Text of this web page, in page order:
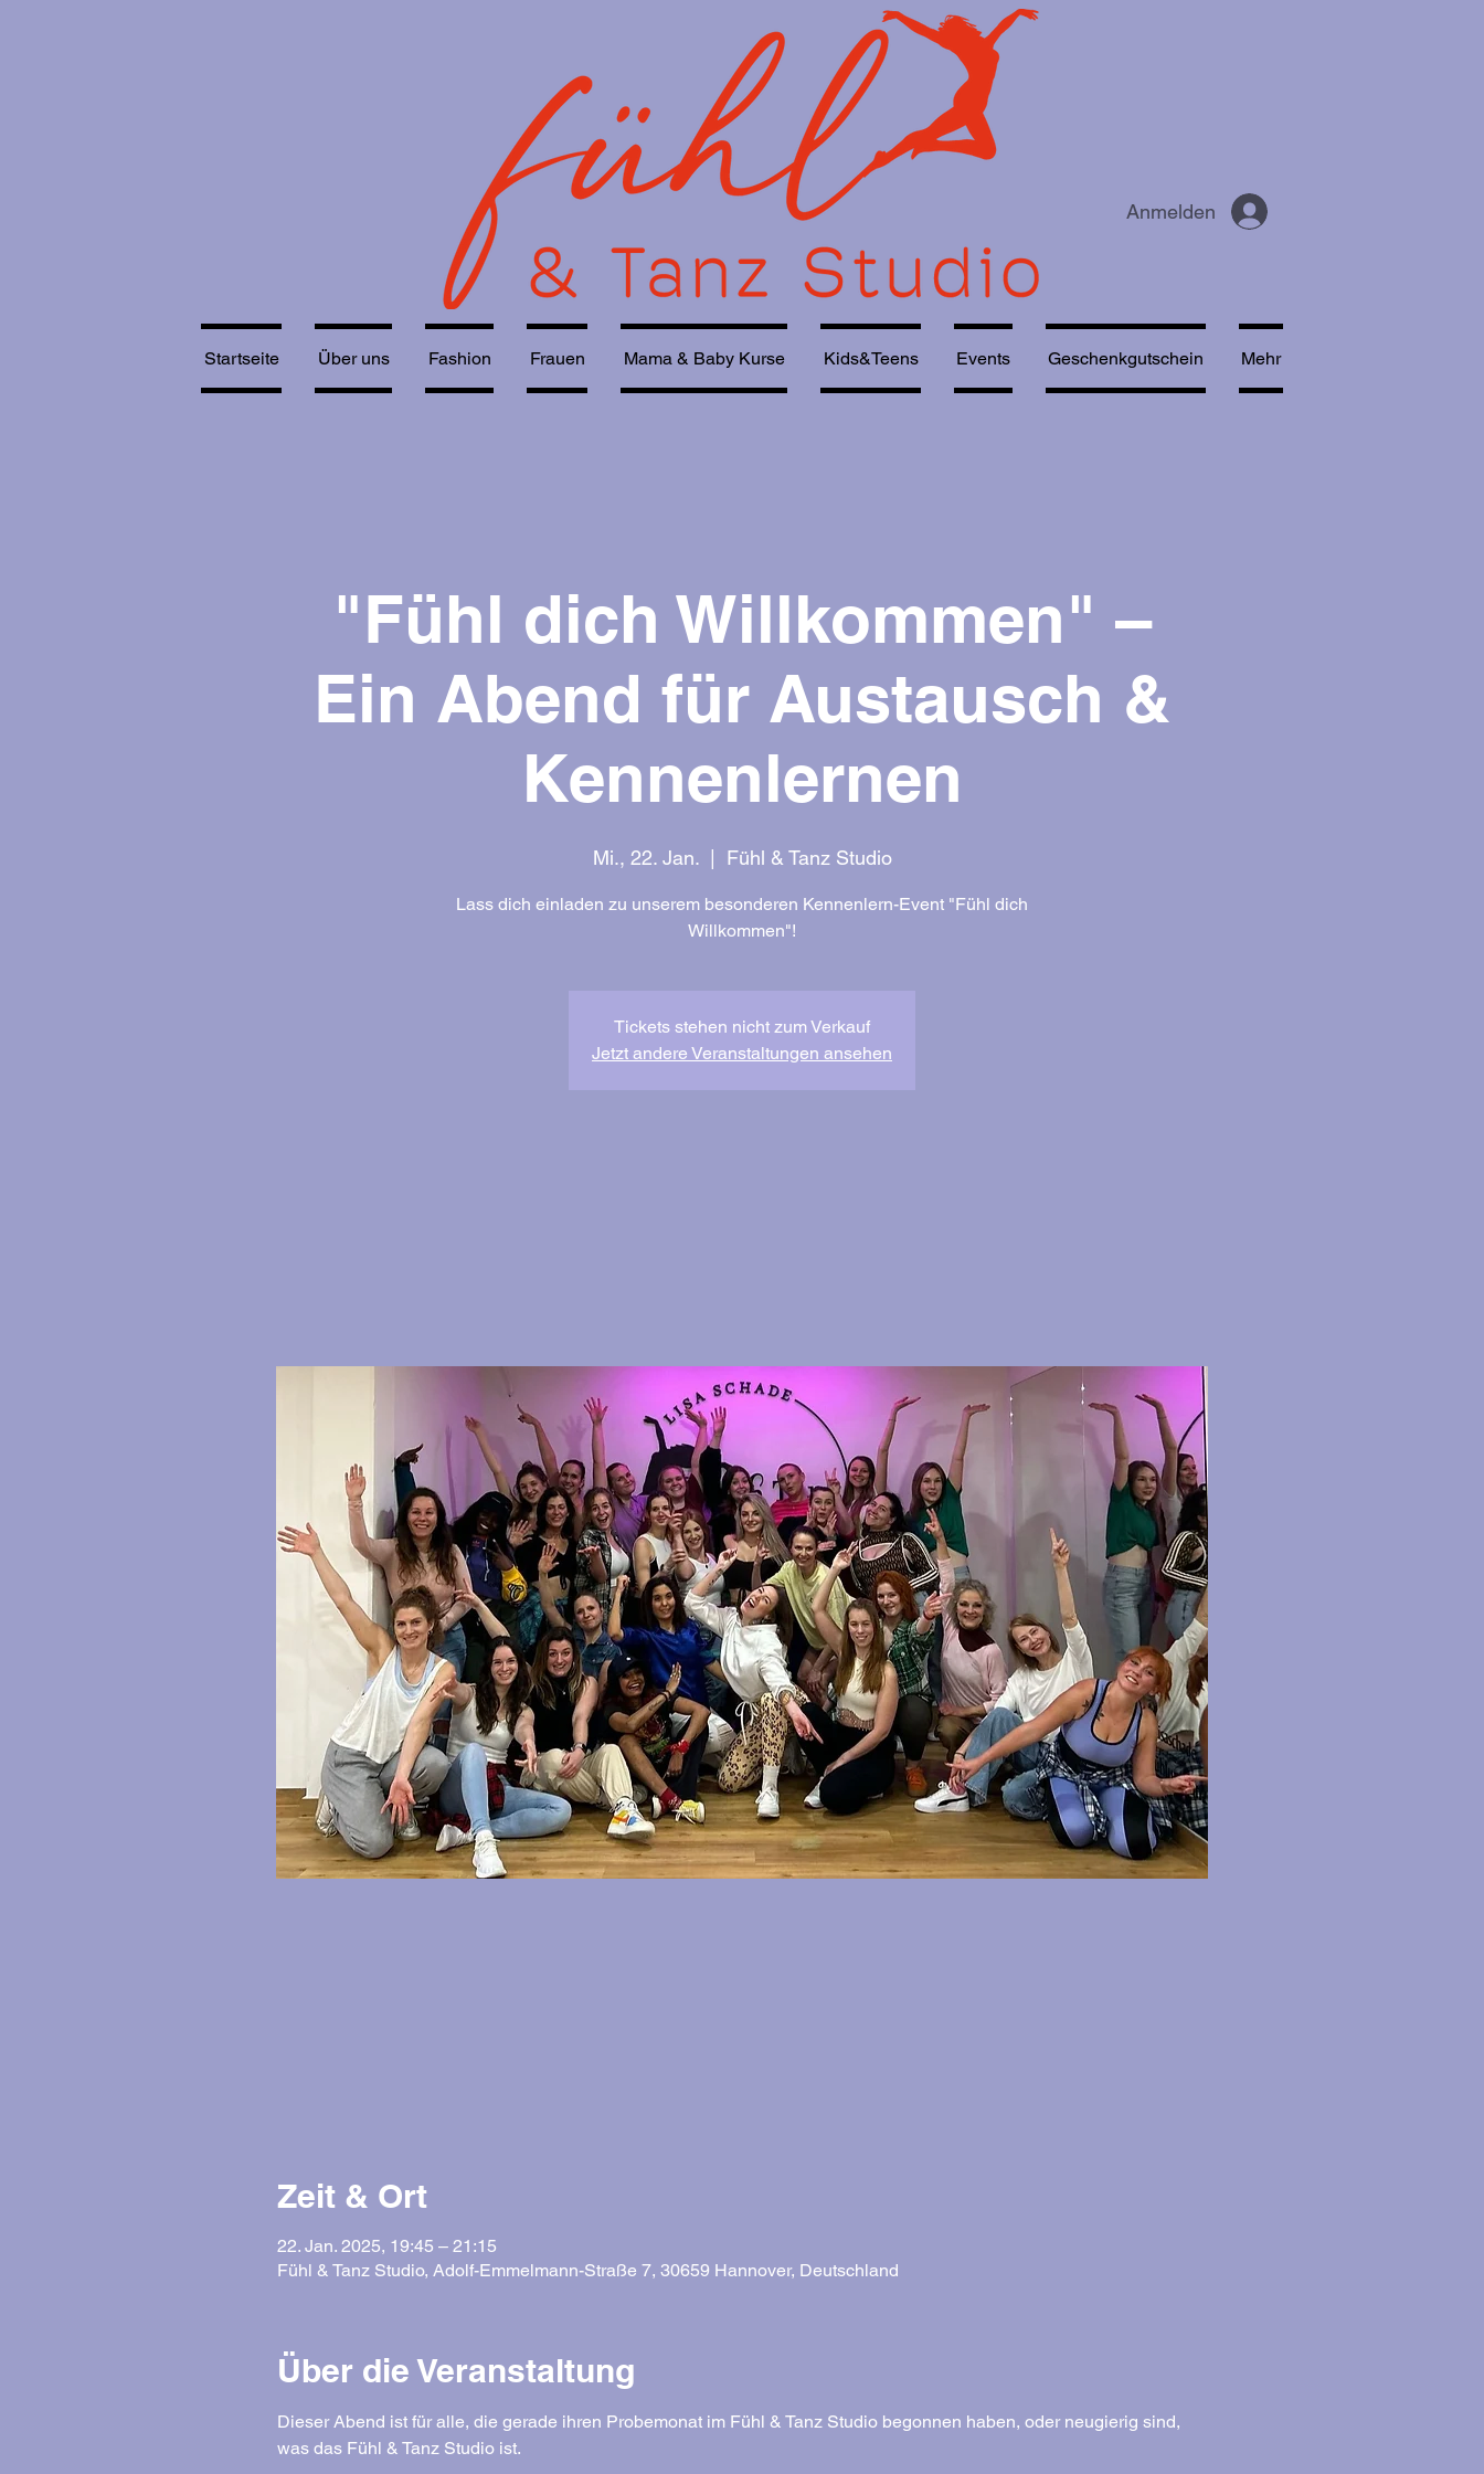
Anmelden
Startseite Über uns Fashion Frauen Mama & Baby Kurse Kids&Teens Events Geschenkgutschein Mehr
"Fühl dich Willkommen" –
Ein Abend für Austausch &
Kennenlernen
Mi., 22. Jan.
  |
Fühl & Tanz Studio
Lass dich einladen zu unserem besonderen Kennenlern-Event "Fühl dich
Willkommen"!
Tickets stehen nicht zum Verkauf
Jetzt andere Veranstaltungen ansehen
Zeit & Ort
22. Jan. 2025, 19:45 – 21:15
Fühl & Tanz Studio, Adolf-Emmelmann-Straße 7, 30659 Hannover, Deutschland
Über die Veranstaltung
Dieser Abend ist für alle, die gerade ihren Probemonat im Fühl & Tanz Studio begonnen haben, oder neugierig sind,
was das Fühl & Tanz Studio ist.